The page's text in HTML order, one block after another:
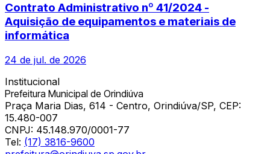
Contrato Administrativo nº 41/2024 -
Aquisição de equipamentos e materiais de
informática
24 de jul. de 2026
Institucional
Prefeitura Municipal de Orindiúva
Praça Maria Dias, 614 - Centro, Orindiúva/SP, CEP:
15.480-007
CNPJ: 45.148.970/0001-77
Tel: (17) 3816-9600